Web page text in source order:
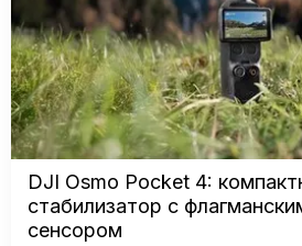
DJI Osmo Pocket 4:
стабилизатор с
сенсором